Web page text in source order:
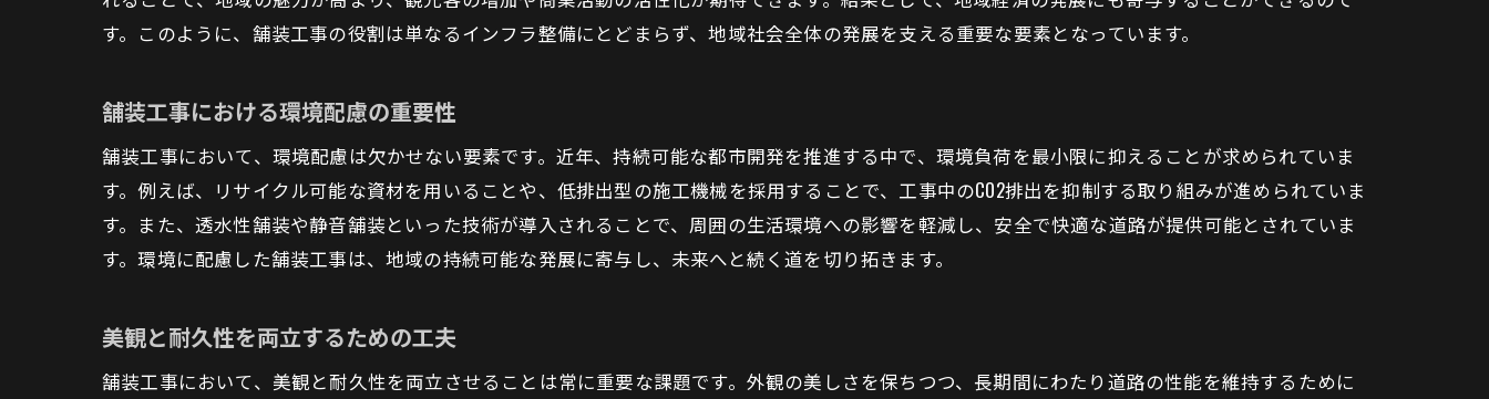
美しさを最大限に引き出すための方法
細部にこだわった美しい舗装作り
表面仕上げで差をつける技術
舗装工事の表面仕上げが地域社会に与える影響
都市景観に貢献する美しい舗装
住民にとっての舗装の価値
す。このように、舗装工事の役割は単なるインフラ整備にとどまらず、地域社会全体の発展を支える重要な要素となっています。
舗装工事における環境配慮の重要性
舗装工事において、環境配慮は欠かせない要素です。近年、持続可能な都市開発を推進する中で、環境負荷を最小限に抑えることが求められていま
す。例えば、リサイクル可能な資材を用いることや、低排出型の施工機械を採用することで、工事中のCO2排出を抑制する取り組みが進められていま
す。また、透水性舗装や静音舗装といった技術が導入されることで、周囲の生活環境への影響を軽減し、安全で快適な道路が提供可能とされていま
す。環境に配慮した舗装工事は、地域の持続可能な発展に寄与し、未来へと続く道を切り拓きます。
美観と耐久性を両立するための工夫
舗装工事において、美観と耐久性を両立させることは常に重要な課題です。外観の美しさを保ちつつ、長期間にわたり道路の性能を維持するために